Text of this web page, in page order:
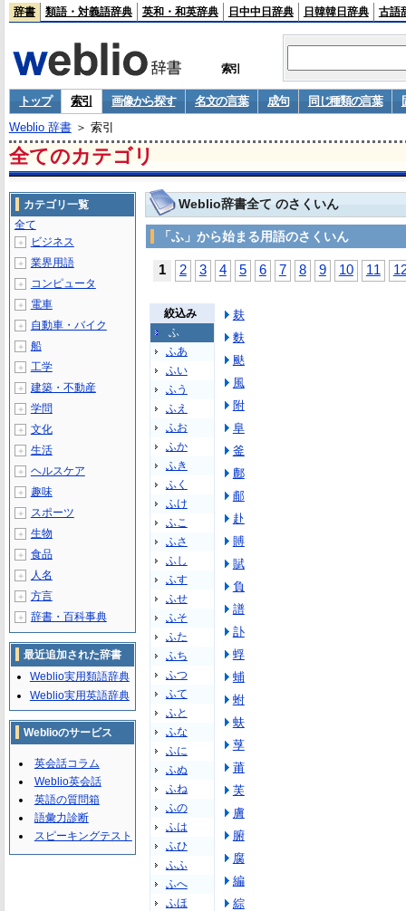
辞書 類語・対義語辞典 英和・和英辞典 日中中日辞典 日韓韓日辞典 古語
索引
トップ 索引 画像から探す 名文の言葉 成句 同じ種類の言葉
Weblio 辞書＞ 索引
全てのカテゴリ
Weblio辞書全て のさくいん
「ふ」から始まる用語のさくいん
1 2 3 4 5 6 7 8 9 10 11
絞込み
ふ
ふあ
ふい
ふう
ふえ
ふお
ふか
ふき
ふく
ふけ
ふこ
ふさ
ふし
ふす
ふせ
ふそ
ふた
ふち
ふつ
ふて
ふと
ふな
ふに
ふぬ
ふね
ふの
ふは
ふひ
ふふ
ふへ
ふほ
麸
麩
颫
風
附
阜
釜
鄜
郙
赴
賻
賦
負
譜
訃
蜉
蜅
蚹
蚨
莩
莆
芙
膚
腑
腐
編
綜
カテゴリ一覧
全て
＋ ビジネス
＋ 業界用語
＋ コンピュータ
＋ 電車
＋ 自動車・バイク
＋ 船
＋ 工学
＋ 建築・不動産
＋ 学問
＋ 文化
＋ 生活
＋ ヘルスケア
＋ 趣味
＋ スポーツ
＋ 生物
＋ 食品
＋ 人名
＋ 方言
＋ 辞書・百科事典
最近追加された辞書
Weblio実用類語辞典
Weblio実用英語辞典
Weblioのサービス
英会話コラム
Weblio英会話
英語の質問箱
語彙力診断
スピーキングテスト